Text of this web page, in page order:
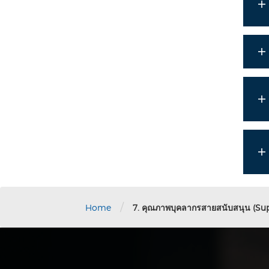
Home / 7. คุณภาพบุคลากรสายสนับสนุน